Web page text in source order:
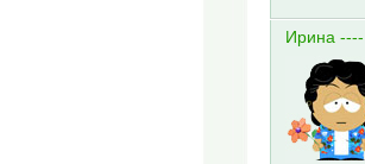
Ирина ----